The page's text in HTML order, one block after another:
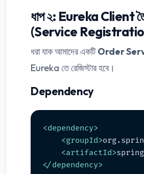
ধাপ ২: Eureka Client
(Service
ধরা যাক আমাদের একটিOrder
Eureka তে রেজিস্টার হবে।
Dependency
<dependency>
<groupId>
<artifactId>
</dependency>